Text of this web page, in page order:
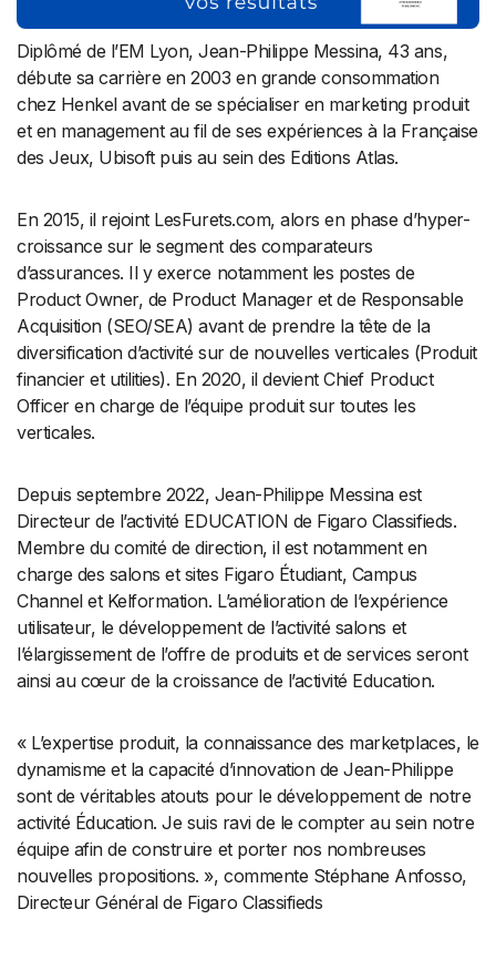
Diplômé de l’EM Lyon, Jean-Philippe Messina, 43 ans,
débute sa carrière en 2003 en grande consommation
chez Henkel avant de se spécialiser en marketing produit
et en management au fil de ses expériences à la Française
des Jeux, Ubisoft puis au sein des Editions Atlas.
En 2015, il rejoint LesFurets.com, alors en phase d’hyper-
croissance sur le segment des comparateurs
d’assurances. Il y exerce notamment les postes de
Product Owner, de Product Manager et de Responsable
Acquisition (SEO/SEA) avant de prendre la tête de la
diversification d’activité sur de nouvelles verticales (Produit
financier et utilities). En 2020, il devient Chief Product
Officer en charge de l’équipe produit sur toutes les
verticales.
Depuis septembre 2022, Jean-Philippe Messina est
Directeur de l’activité EDUCATION de Figaro Classifieds.
Membre du comité de direction, il est notamment en
charge des salons et sites Figaro Étudiant, Campus
Channel et Kelformation. L’amélioration de l’expérience
utilisateur, le développement de l’activité salons et
l’élargissement de l’offre de produits et de services seront
ainsi au cœur de la croissance de l’activité Education.
« L’expertise produit, la connaissance des marketplaces, le
dynamisme et la capacité d’innovation de Jean-Philippe
sont de véritables atouts pour le développement de notre
activité Éducation. Je suis ravi de le compter au sein notre
équipe afin de construire et porter nos nombreuses
nouvelles propositions. », commente Stéphane Anfosso,
Directeur Général de Figaro Classifieds